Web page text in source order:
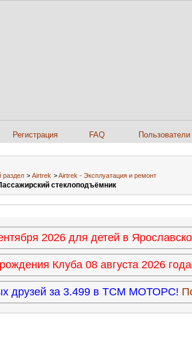
Регистрация FAQ Пользователи
раздел > Airtrek >Airtrek - Эксплуатация и ремонт
стеклоподъёмник
2026 для детей в
Клуба 08 августа 2026
друзей за 3.499 в ТСМ МОТОРС!